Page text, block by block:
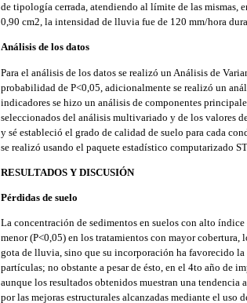
de tipología cerrada, atendiendo al límite de las mismas,
0,90 cm2, la intensidad de lluvia fue de 120 mm/hora
Análisis de los datos
Para el análisis de los datos se realizó un Análisis de
probabilidad de P<0,05, adicionalmente se realizó un
indicadores se hizo un análisis de componentes
seleccionados del análisis multivariado y de los valores
y sé estableció el grado de calidad de suelo para cada
se realizó usando el paquete estadístico computarizado
RESULTADOS Y DISCUSIÓN
Pérdidas de suelo
La concentración de sedimentos en suelos con alto
menor (P<0,05) en los tratamientos con mayor
gota de lluvia, sino que su incorporación ha favorecido
partículas; no obstante a pesar de ésto, en el 4to año de
aunque los resultados obtenidos muestran una
por las mejoras estructurales alcanzadas mediante el